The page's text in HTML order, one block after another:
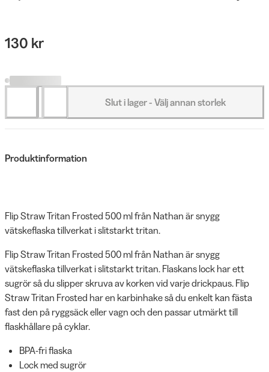
130 kr
Slut i lager - Välj annan storlek
Produktinformation
Flip Straw Tritan Frosted 500 ml från Nathan är snygg
vätskeflaska tillverkat i slitstarkt tritan.
Flip Straw Tritan Frosted 500 ml från Nathan är snygg
vätskeflaska tillverkat i slitstarkt tritan. Flaskans lock har ett
sugrör så du slipper skruva av korken vid varje drickpaus. Flip
Straw Tritan Frosted har en karbinhake så du enkelt kan fästa
fast den på ryggsäck eller vagn och den passar utmärkt till
flaskhållare på cyklar.
BPA-fri flaska
Lock med sugrör